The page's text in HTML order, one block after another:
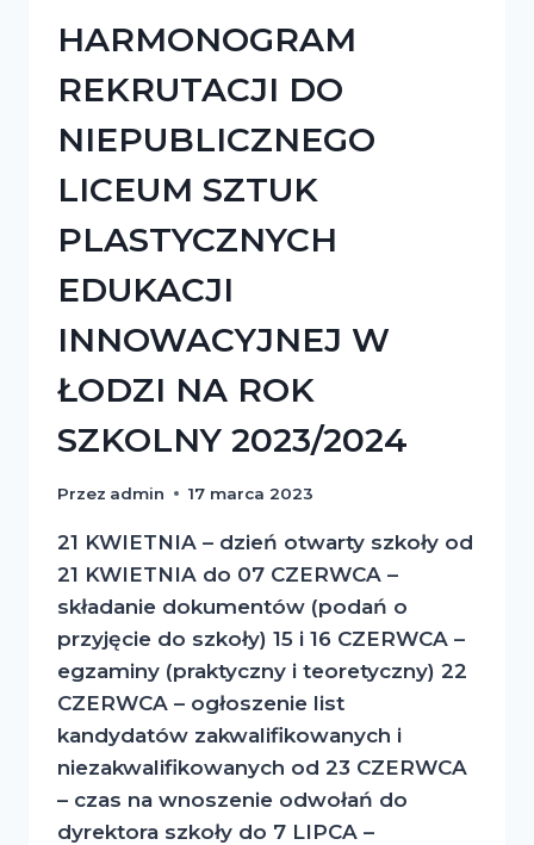
DO
ŚWIATA
DZIECI
Z
DR.
MARKIEM
MICHALAKIEM
HARMONOGRAM
REKRUTACJI DO
NIEPUBLICZNEGO
LICEUM SZTUK
PLASTYCZNYCH
EDUKACJI
INNOWACYJNEJ W
ŁODZI NA ROK
SZKOLNY 2023/2024
Przez admin 17 marca 2023
21 KWIETNIA – dzień otwarty szkoły od
21 KWIETNIA do 07 CZERWCA –
składanie dokumentów (podań o
przyjęcie do szkoły) 15 i 16 CZERWCA –
egzaminy (praktyczny i teoretyczny) 22
CZERWCA – ogłoszenie list
kandydatów zakwalifikowanych i
niezakwalifikowanych od 23 CZERWCA
– czas na wnoszenie odwołań do
dyrektora szkoły do 7 LIPCA –